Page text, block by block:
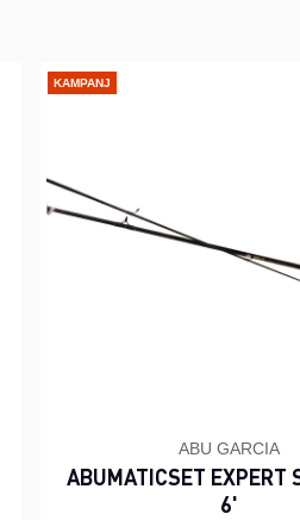
KAMPANJ
ABU GARCIA
ABUMATICSET EXPERT
6'